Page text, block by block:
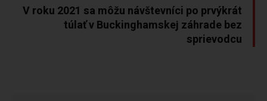
V roku 2021 sa môžu návštevníci po prvýkrát
túlať v Buckinghamskej záhrade bez
sprievodcu